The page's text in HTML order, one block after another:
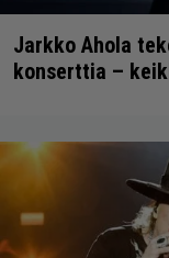
Jarkko Ahola
konserttia –